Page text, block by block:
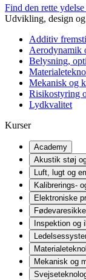
Find den rette
Udvikling, design og
Additiv
Aerodynamik
Belysning,
Mekanisk og
Risikostyring
Lydkvalitet
Kurser
Academy
Akustik støj
Luft, lugt og
Kalibrerings-
Elektroniske
Inspektion og
Mekanisk og